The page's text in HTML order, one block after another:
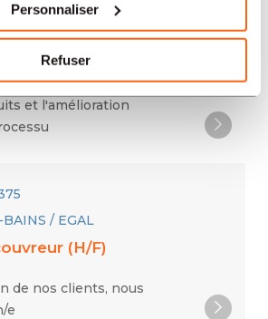
Personnaliser
Refuser
reconnue ? Nous
l'un de nos clients, un(e)
Industrialisation (H/F/D)
le développement de
et l'amélioration
/ EGAL
(H/F)
de nos clients, nous
e